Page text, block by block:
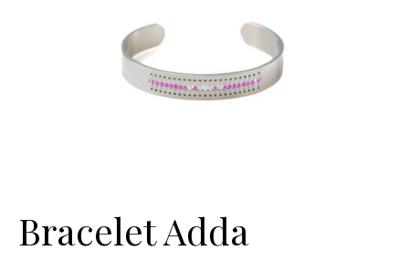
Bracelet Adda